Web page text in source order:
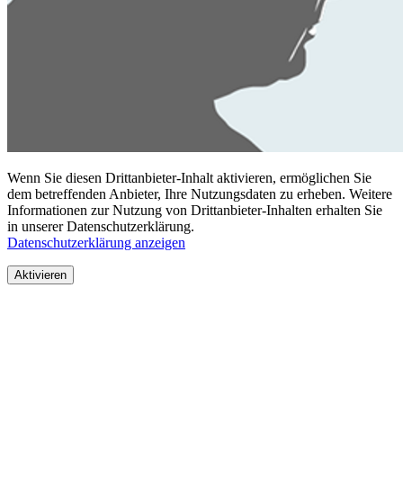
Wenn Sie diesen Drittanbieter-Inhalt aktivieren, ermöglichen Sie
dem betreffenden Anbieter, Ihre Nutzungsdaten zu erheben. Weitere
Informationen zur Nutzung von Drittanbieter-Inhalten erhalten Sie
in unserer Datenschutzerklärung.
Datenschutzerklärung anzeigen
Aktivieren